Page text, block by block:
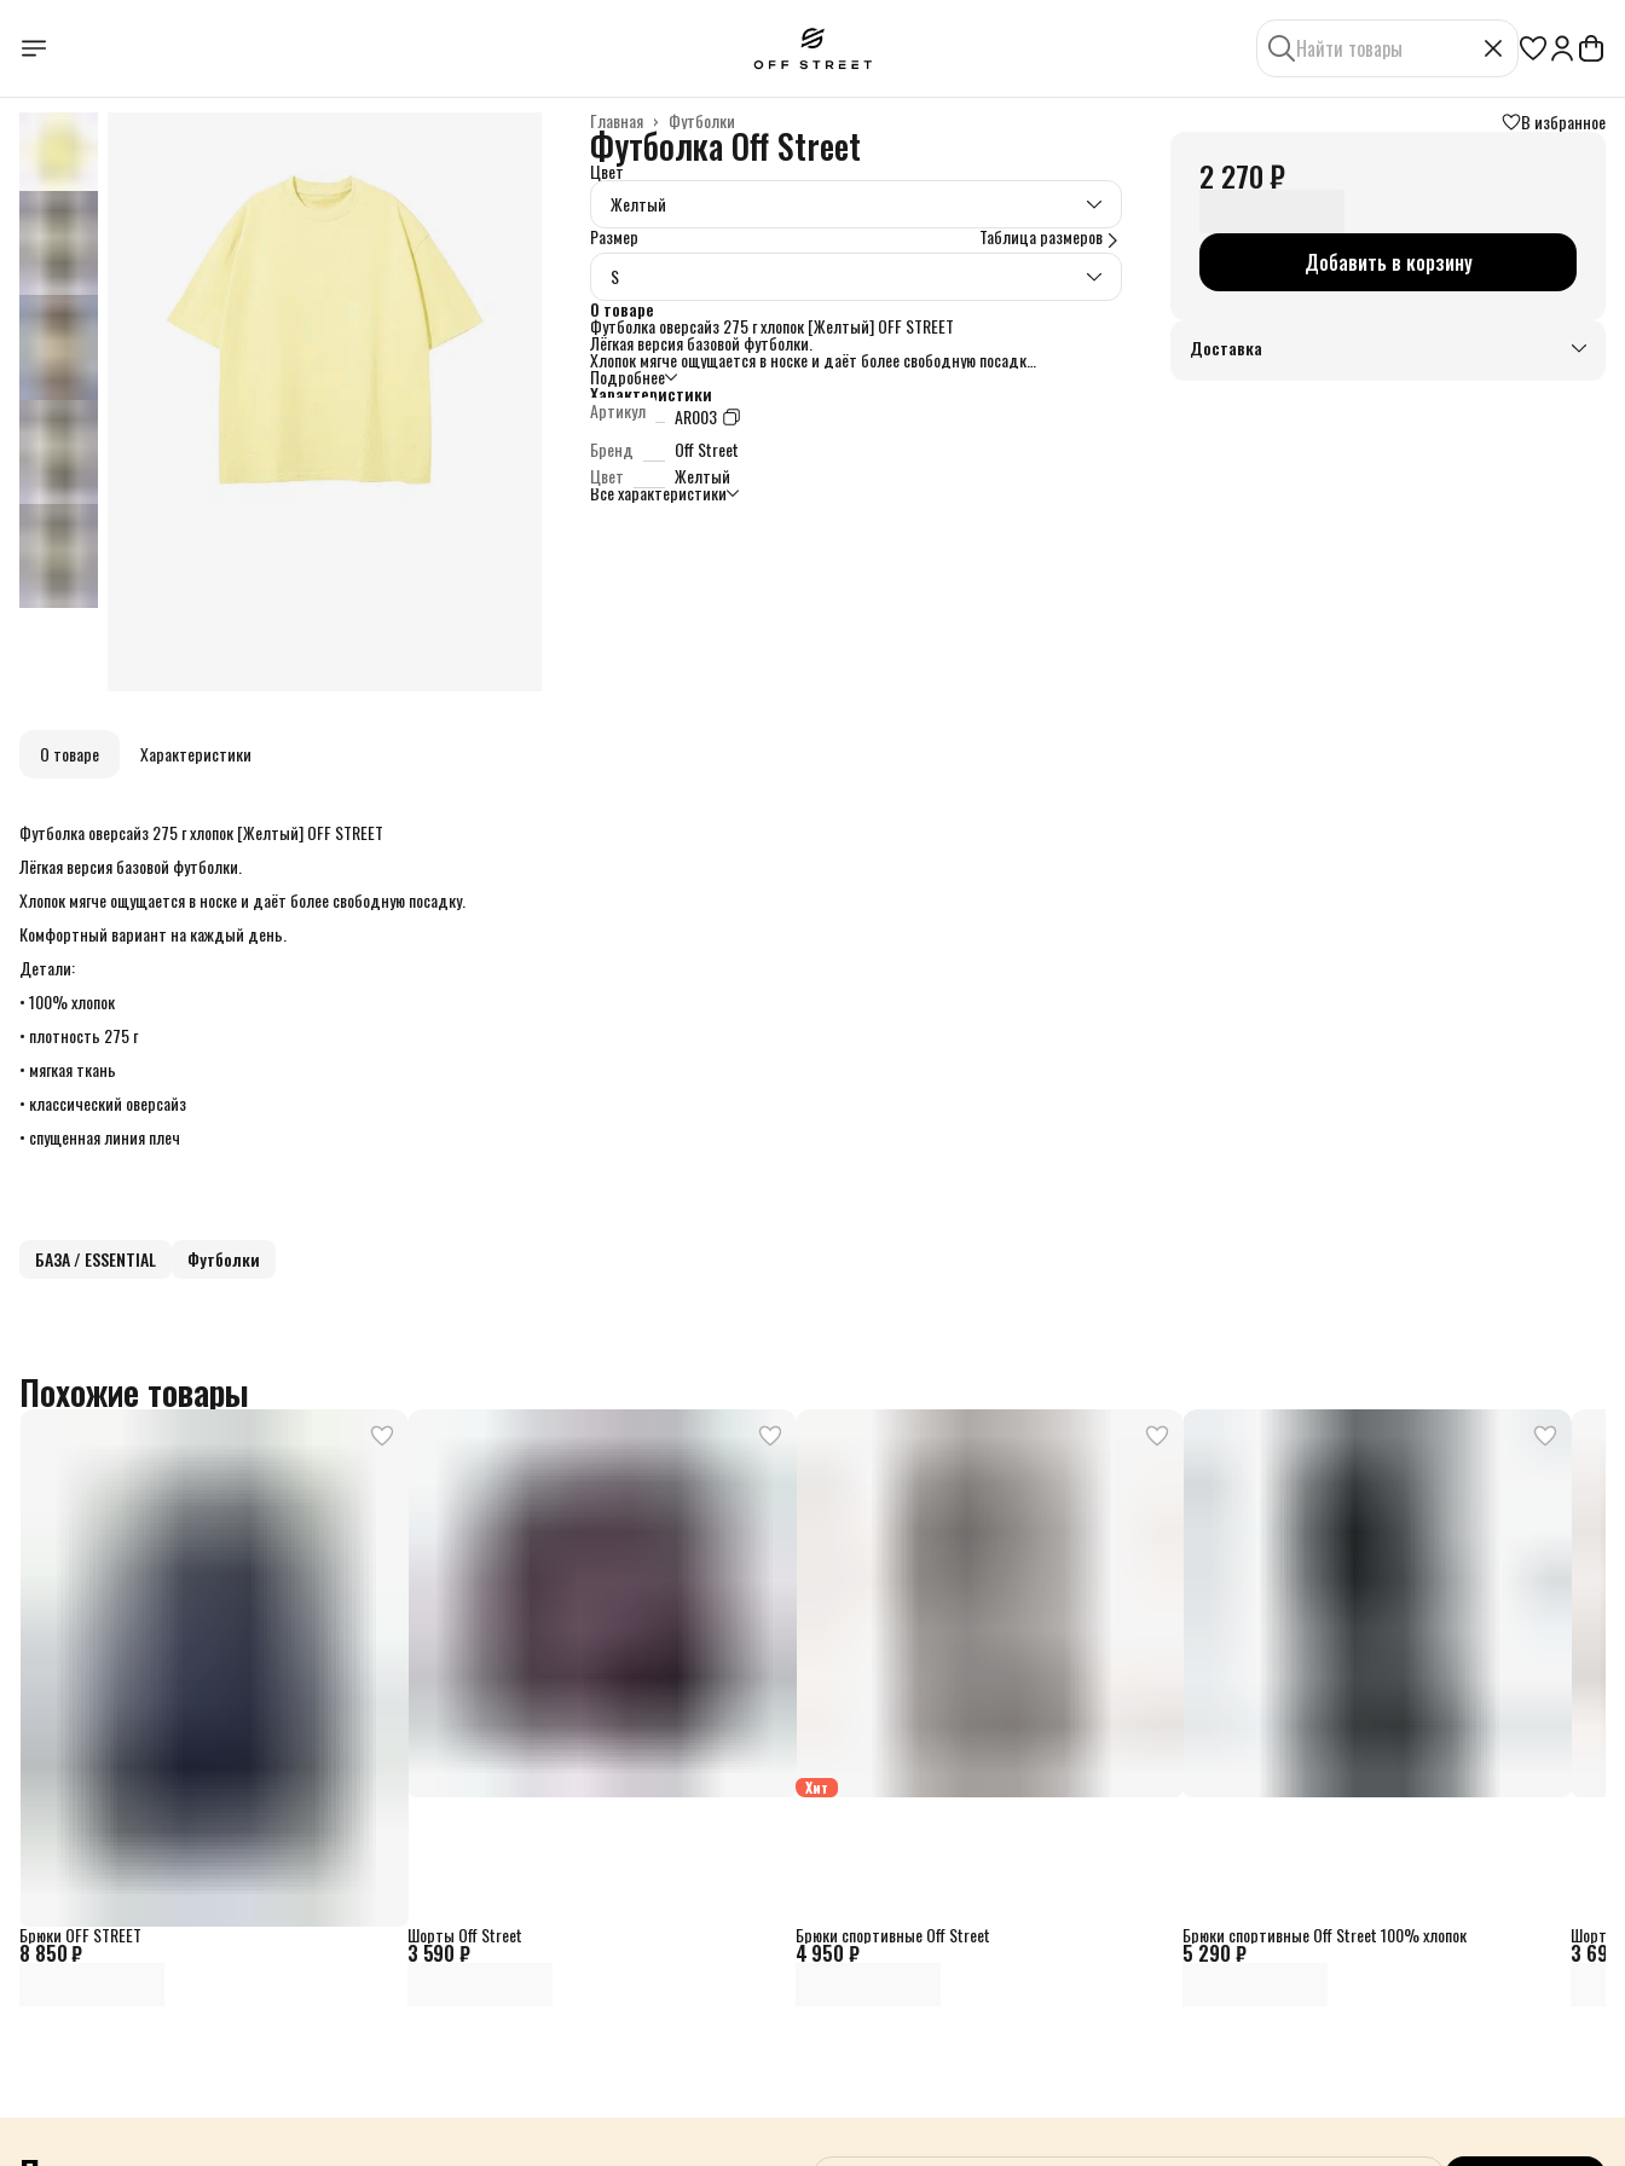
Футболки
Главная ›
Футболка Off Street
Цвет
Желтый
Размер
Таблица размеров
S
О товаре
Футболка оверсайз 275 г хлопок [Желтый] OFF STREET
Лёгкая версия базовой футболки.
Хлопок мягче ощущается в носке и даёт более свободную посадку.
Комфортный вариант на каждый день.
Детали:
• 100% хлопок
• плотность 275 г
• мягкая ткань
• классический оверсайз
• спущенная линия плеч
Подробнее
Характеристики
Артикул
AR003
Бренд
Off Street
Цвет
Желтый
Все характеристики
В избранное
2 270 ₽
Добавить в корзину
Доставка
О товаре Характеристики
Футболка оверсайз 275 г хлопок [Желтый] OFF STREET
Лёгкая версия базовой футболки.
Хлопок мягче ощущается в носке и даёт более свободную посадку.
Комфортный вариант на каждый день.
Детали:
• 100% хлопок
• плотность 275 г
• мягкая ткань
• классический оверсайз
• спущенная линия плеч
БАЗА / ESSENTIAL Футболки
Похожие товары
8 850 ₽
Брюки OFF STREET
3 590 ₽
Шорты Off Street
Хит
4 950 ₽
Брюки спортивные Off Street
5 290 ₽
Брюки спортивные Off Street 100% хлопок
3 690
Шорты